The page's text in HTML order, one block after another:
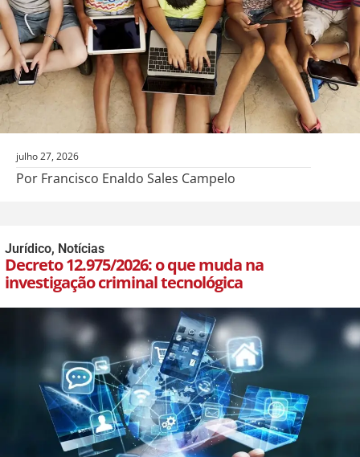
julho 27, 2026
Por Francisco Enaldo Sales Campelo
Jurídico, Notícias
Decreto 12.975/2026: o que muda na
investigação criminal tecnológica